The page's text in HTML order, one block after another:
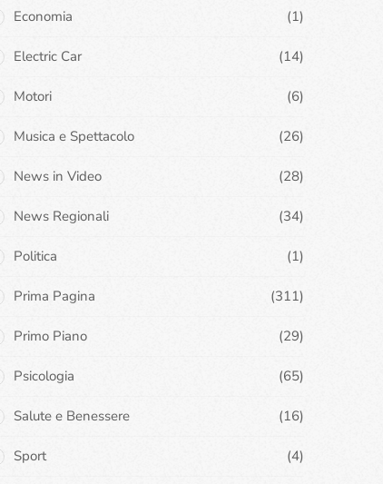
Economia (1)
Electric Car (14)
Motori (6)
Musica e Spettacolo (26)
News in Video (28)
News Regionali (34)
Politica (1)
Prima Pagina (311)
Primo Piano (29)
Psicologia (65)
Salute e Benessere (16)
Sport (4)